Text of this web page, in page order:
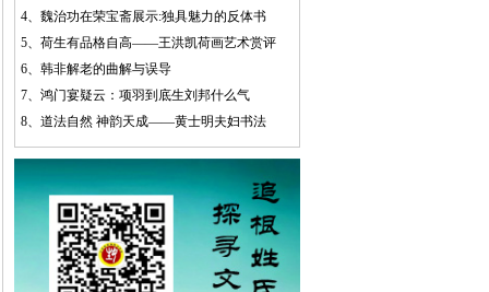
4、 魏治功在荣宝斋展示:独具魅力的反体书
5、 荷生有品格自高——王洪凯荷画艺术赏评
6、 韩非解老的曲解与误导
7、 鸿门宴疑云：项羽到底生刘邦什么气
8、 道法自然 神韵天成——黄士明夫妇书法